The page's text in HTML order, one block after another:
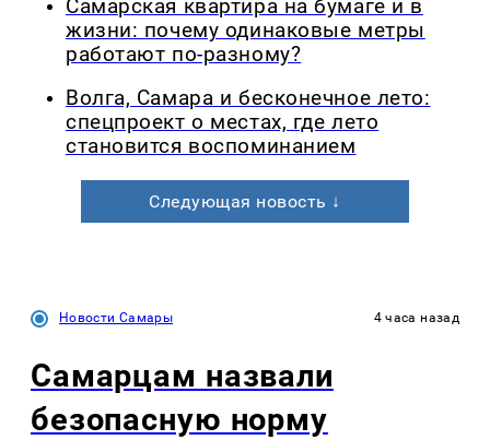
Самарская квартира на бумаге и в
жизни: почему одинаковые метры
работают по-разному?
Волга, Самара и бесконечное лето:
спецпроект о местах, где лето
становится воспоминанием
Следующая новость ↓
Новости Самары 4 часа назад
Самарцам назвали
безопасную норму